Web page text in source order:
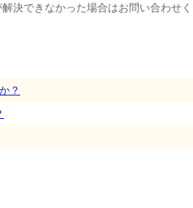
決できなかった場合はお問い合わせ
？